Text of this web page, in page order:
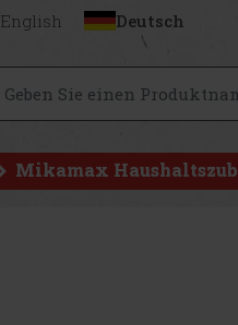
English Deutsch
Mikamax